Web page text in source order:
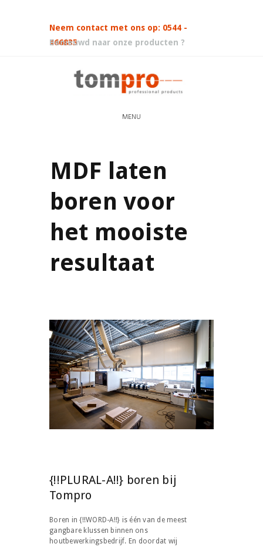
Neem contact met ons op: 0544 -
466835
Benieuwd naar onze producten ?
MENU
MDF laten
boren voor
het mooiste
resultaat
{!!PLURAL-A!!} boren bij
Tompro
Boren in {!!WORD-A!!} is één van de meest
gangbare klussen binnen ons
houtbewerkingsbedrijf. En doordat wij